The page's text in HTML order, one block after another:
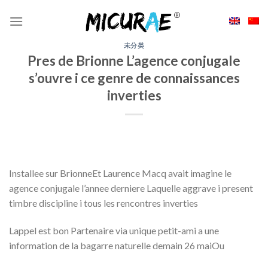
未分类
Pres de Brionne L’agence conjugale
s’ouvre i ce genre de connaissances
inverties
Installee sur BrionneEt Laurence Macq avait imagine le
agence conjugale l’annee derniere Laquelle aggrave i present
timbre discipline i tous les rencontres inverties
Lappel est bon Partenaire via unique petit-ami a une
information de la bagarre naturelle demain 26 maiOu